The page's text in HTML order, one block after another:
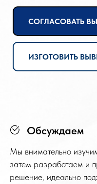
СОГЛАСОВАТЬ
ИЗГОТОВИТЬ
Обсуждаем
Мы внимательно
затем разработаем и
решение, идеально